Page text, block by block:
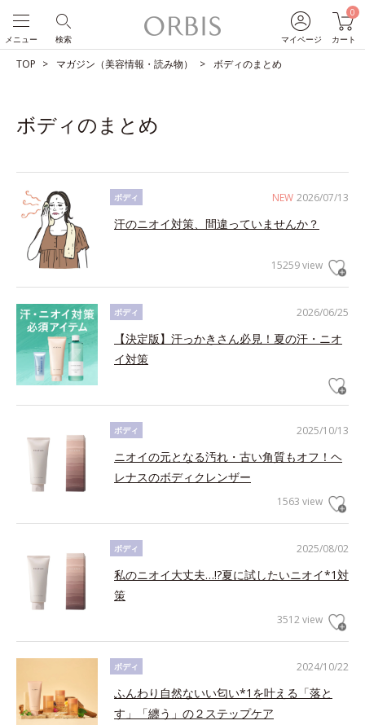
マイページ
0
カート
検索
メニュー
TOP マガジン（美容情報・読み物） ボディのまとめ
ボディのまとめ
NEW 2026/07/13
ボディ
汗のニオイ対策、間違っていませんか？
15259 view
2026/06/25
ボディ
【決定版】汗っかきさん必見！夏の汗・ニオ
イ対策
2025/10/13
ボディ
ニオイの元となる汚れ・古い角質もオフ！ヘ
レナスのボディクレンザー
1563 view
2025/08/02
ボディ
私のニオイ大丈夫…!?夏に試したいニオイ*1対
策
3512 view
2024/10/22
ボディ
ふんわり自然ないい匂い*1を叶える「落と
す」「纏う」の２ステップケア